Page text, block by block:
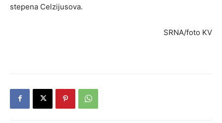
stepena Celzijusova.
SRNA/foto KV